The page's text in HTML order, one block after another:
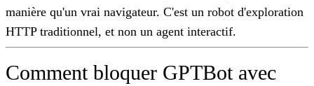
manière qu'un vrai navigateur. C'est un robot d'exploration
HTTP traditionnel, et non un agent interactif.
Comment bloquer GPTBot avec